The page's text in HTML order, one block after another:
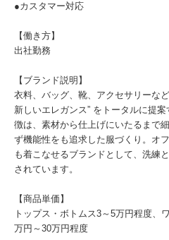
●カスタマー対応
【働き方】
出社勤務
【ブランド説明】
衣料、バッグ、靴、アクセサリーな
新しいエレガンス” をトータルに提
徴は、素材から仕上げにいたるまで
ず機能性をも追求した服づくり。オ
も着こなせるブランドとして、洗練
されています。
【商品単価】
トップス・ボトムス3～5万円程度、
万円～30万円程度